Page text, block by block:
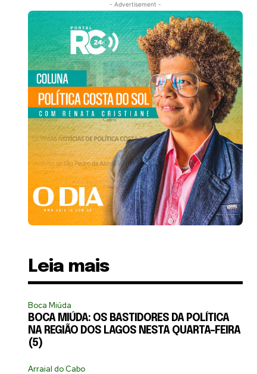
- Advertisement -
Leia mais
Boca Miúda
BOCA MIÚDA: OS BASTIDORES DA POLÍTICA
NA REGIÃO DOS LAGOS NESTA QUARTA-FEIRA
(5)
Arraial do Cabo